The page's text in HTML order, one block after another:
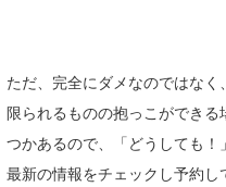
ただ、完全にダメなのではなく
限られるものの抱っこができる
つかあるので、「どうしても！
最新の情報をチェックし予約し
Soulman
VAGY